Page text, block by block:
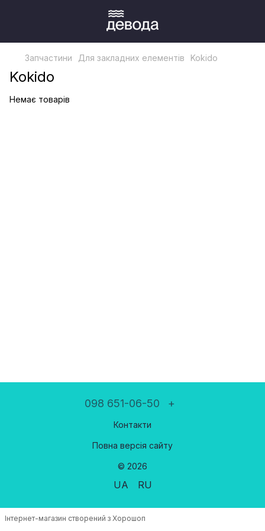
Запчастини Для закладних елементів Kokido
Kokido
Немає товарів
098 651-06-50 +
Контакти
Повна версія сайту
© 2026
UA RU
Інтернет-магазин створений з Хорошоп